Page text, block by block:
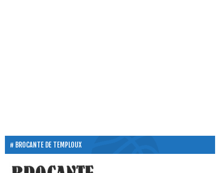
BROCANTE DE TEMPLOUX